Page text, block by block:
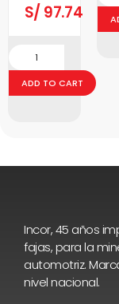
S/ 97.74
ADD TO CART
Incor, 45 años
fajas, para la
automotriz.
nivel nacional.